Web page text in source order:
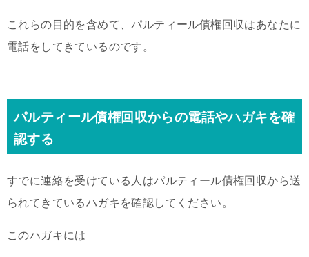
これらの目的を含めて、パルティール債権回収はあなたに
電話をしてきているのです。
パルティール債権回収からの電話やハガキを確
認する
すでに連絡を受けている人はパルティール債権回収から送
られてきているハガキを確認してください。
このハガキには